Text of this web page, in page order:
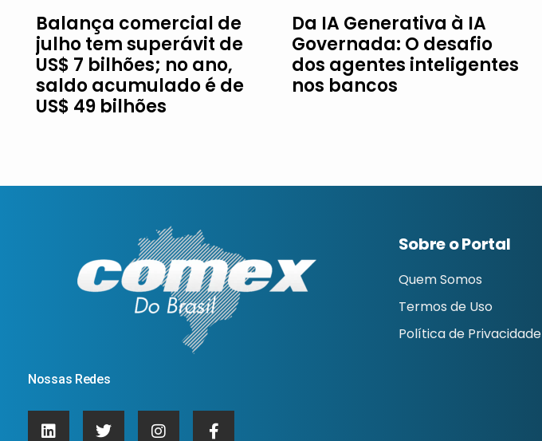
Balança comercial de
julho tem superávit de
US$ 7 bilhões; no ano,
saldo acumulado é de
US$ 49 bilhões
Da IA Generativa à IA
Governada: O desafio
dos agentes inteligentes
nos bancos
Nossas Redes
Sobre o Portal
Quem Somos
Termos de Uso
Política de Privacidade